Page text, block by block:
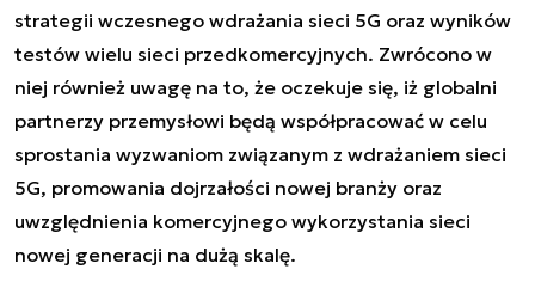
strategii wczesnego wdrażania sieci 5G oraz wyników
testów wielu sieci przedkomercyjnych. Zwrócono w
niej również uwagę na to, że oczekuje się, iż globalni
partnerzy przemysłowi będą współpracować w celu
sprostania wyzwaniom związanym z wdrażaniem sieci
5G, promowania dojrzałości nowej branży oraz
uwzględnienia komercyjnego wykorzystania sieci
nowej generacji na dużą skalę.